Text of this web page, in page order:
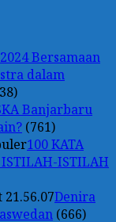
Bersamaan
dalam
Banjarbaru
(761)
100 KATA
ISTILAH-ISTILAH
Denira
(666)